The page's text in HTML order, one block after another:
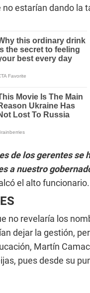
estarían dando la
de los gerentes
a nuestro
el alto funcionario.
no revelaría los
dejar la gestión,
Martín
pues desde su